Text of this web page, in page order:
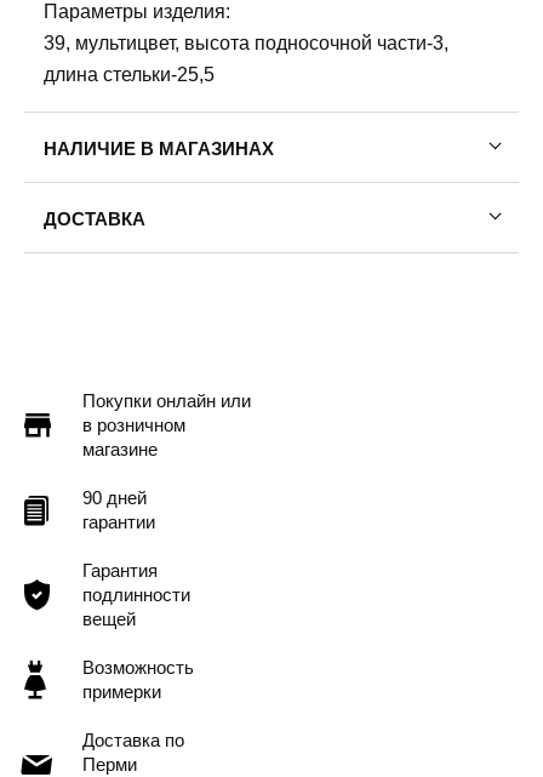
Параметры изделия:
39, мультицвет, высота подносочной части-3,
длина стельки-25,5
НАЛИЧИЕ В МАГАЗИНАХ
ДОСТАВКА
Пермь — бесплатно
Покупки онлайн или
в розничном
магазине
90 дней
гарантии
Гарантия
подлинности
вещей
Возможность
примерки
Доставка по
Перми